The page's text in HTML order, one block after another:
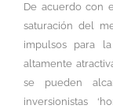
De acuerdo con
saturación del
impulsos para
altamente
se pueden
inversionistas